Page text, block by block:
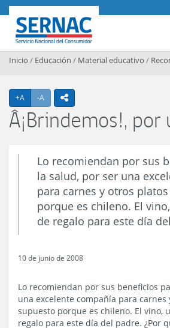
Contenido principal
SERNAC
Inicio / Educación / Material educativo /
+A Agrandar texto
-A Achicar textoicono compartir
Â¡Brindemos!,
Lo recomiendan por sus
la salud, por ser una
para carnes y otros
porque es chileno. El
de regalo para este día
10 de junio de 2008
Lo recomiendan por sus beneficios
una excelente compañía para
supuesto porque es chileno. El vino,
regalo para este día del padre. ¿Por